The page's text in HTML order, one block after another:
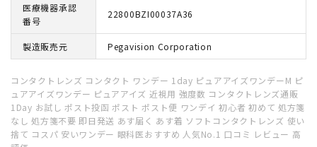
医療機器承認
番号
22800BZI00037A36
製造販売元 Pegavision Corporation
コンタクトレンズ コンタクト ワンデー 1day ピュアアイズワンデーM ピ
ュアアイズワンデー ピュアアイズ 近視用 強度数 コンタクトレンズ通販
1Day お試し ポスト投函 ポスト ポスト便 ワンデイ 初心者 初めて 処方箋
なし 処方箋不要 即日発送 あす届く あす着 ソフトコンタクトレンズ 使い
捨て コスパ 安いワンデー 眼科医おすすめ 人気No.1 口コミ レビュー 高